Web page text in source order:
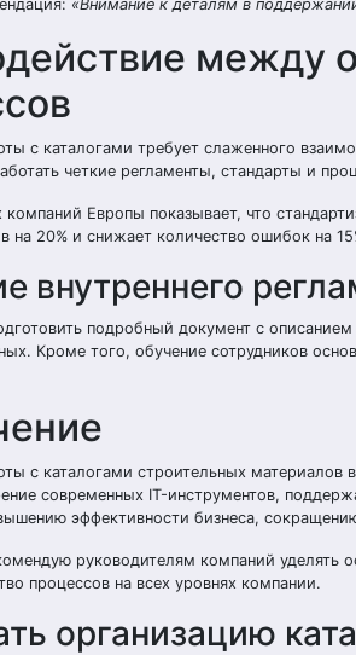
«Внимание к деталям в
между
с каталогами требует слаженного
четкие регламенты, стандарты и
Европы показывает, что
на 20% и снижает количество ошибок на
внутреннего
подробный документ с
Кроме того, обучение сотрудников
с каталогами строительных
современных IT-инструментов,
эффективности бизнеса,
руководителям компаний уделять
процессов на всех уровнях компании.
организацию